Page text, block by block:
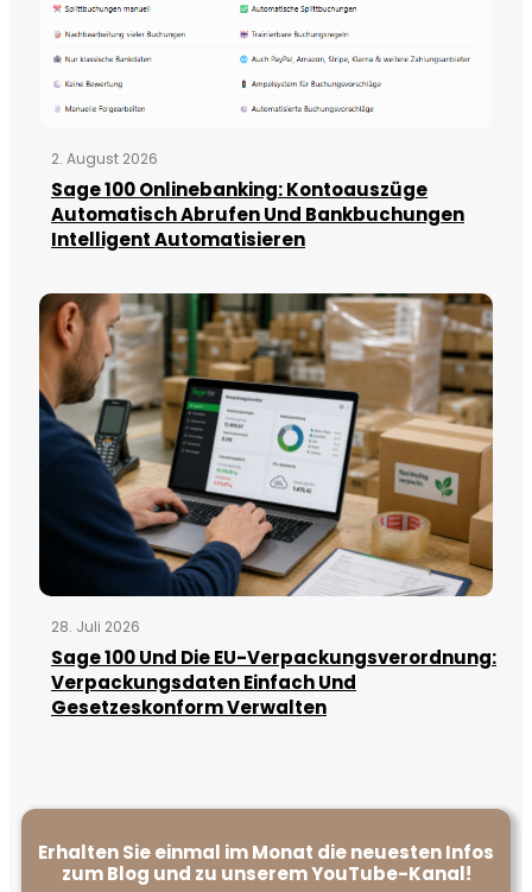
2. August 2026
Sage 100 Onlinebanking: Kontoauszüge
Automatisch Abrufen Und Bankbuchungen
Intelligent Automatisieren
28. Juli 2026
Sage 100 Und Die EU-Verpackungsverordnung:
Verpackungsdaten Einfach Und
Gesetzeskonform Verwalten
Erhalten Sie einmal im Monat die neuesten Infos
zum Blog und zu unserem YouTube-Kanal!